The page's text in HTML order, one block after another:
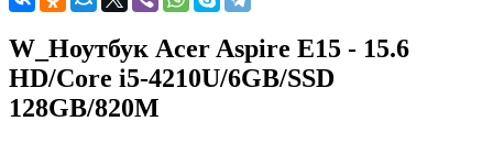
W_Ноутбук Acer Aspire E15 - 15.6
HD/Core i5-4210U/6GB/SSD
128GB/820M